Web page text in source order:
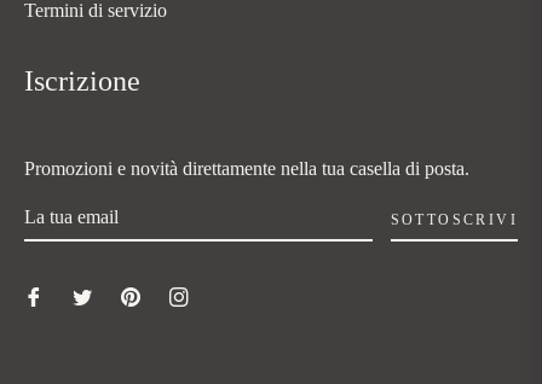
Termini di servizio
Iscrizione
Promozioni e novità direttamente nella tua casella di posta.
SOTTOSCRIVI